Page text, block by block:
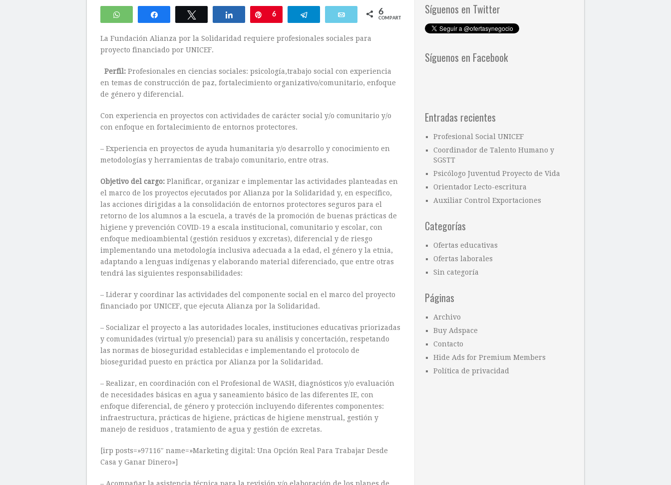
WhatsApp Compartir Twittear Compartir Pin
6 Telegram Email 6
COMPARTIR
La Fundación Alianza por la Solidaridad requiere profesionales sociales para
proyecto financiado por UNICEF.
Perfil: Profesionales en ciencias sociales: psicología,trabajo social con experiencia
en temas de construcción de paz, fortalecimiento organizativo/comunitario, enfoque
de género y diferencial.
Con experiencia en proyectos con actividades de carácter social y/o comunitario y/o
con enfoque en fortalecimiento de entornos protectores.
– Experiencia en proyectos de ayuda humanitaria y/o desarrollo y conocimiento en
metodologías y herramientas de trabajo comunitario, entre otras.
Objetivo del cargo: Planificar, organizar e implementar las actividades planteadas en
el marco de los proyectos ejecutados por Alianza por la Solidaridad y, en específico,
las acciones dirigidas a la consolidación de entornos protectores seguros para el
retorno de los alumnos a la escuela, a través de la promoción de buenas prácticas de
higiene y prevención COVID-19 a escala institucional, comunitario y escolar, con
enfoque medioambiental (gestión residuos y excretas), diferencial y de riesgo
implementando una metodología inclusiva adecuada a la edad, el género y la etnia,
adaptando a lenguas indígenas y elaborando material diferenciado, que entre otras
tendrá las siguientes responsabilidades:
– Liderar y coordinar las actividades del componente social en el marco del proyecto
financiado por UNICEF, que ejecuta Alianza por la Solidaridad.
– Socializar el proyecto a las autoridades locales, instituciones educativas priorizadas
y comunidades (virtual y/o presencial) para su análisis y concertación, respetando
las normas de bioseguridad establecidas e implementando el protocolo de
bioseguridad puesto en práctica por Alianza por la Solidaridad.
– Realizar, en coordinación con el Profesional de WASH, diagnósticos y/o evaluación
de necesidades básicas en agua y saneamiento básico de las diferentes IE, con
enfoque diferencial, de género y protección incluyendo diferentes componentes:
infraestructura, prácticas de higiene, prácticas de higiene menstrual, gestión y
manejo de residuos , tratamiento de agua y gestión de excretas.
[irp posts=»97116″ name=»Marketing digital: Una Opción Real Para Trabajar Desde
Casa y Ganar Dinero»]
Síguenos en Twitter
Síguenos en Facebook
Entradas recientes
Profesional Social UNICEF
Coordinador de Talento Humano y
SGSTT
Psicólogo Juventud Proyecto de Vida
Orientador Lecto-escritura
Auxiliar Control Exportaciones
Categorías
Ofertas educativas
Ofertas laborales
Sin categoría
Páginas
Archivo
Buy Adspace
Contacto
Hide Ads for Premium Members
Política de privacidad